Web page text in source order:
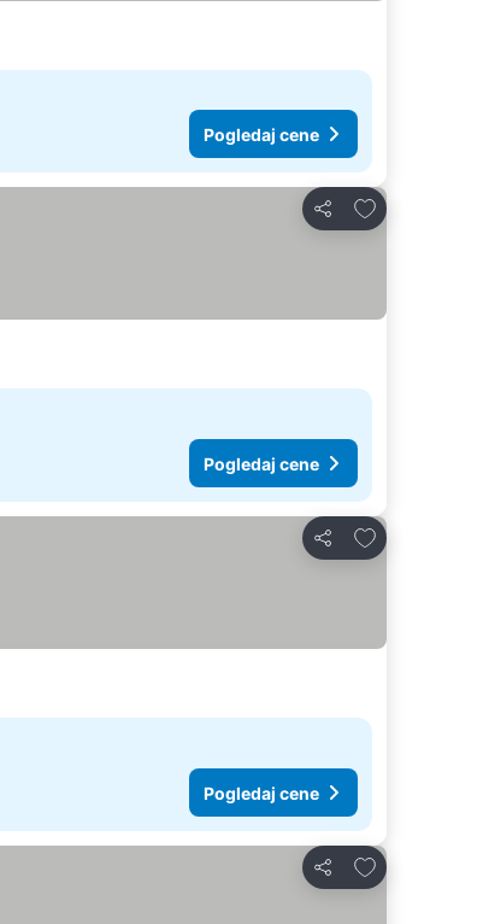
Pogledaj cene
Deli
Dodati u
Pogledaj cene
Deli
Dodati u
Pogledaj cene
Deli
Dodati u